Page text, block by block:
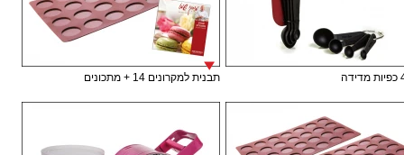
תבנית למקרונים 14 + מתכונים